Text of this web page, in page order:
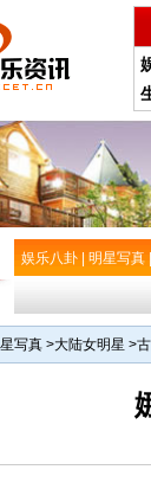
娱乐八卦 明星写真
写真 >大陆女明星 >